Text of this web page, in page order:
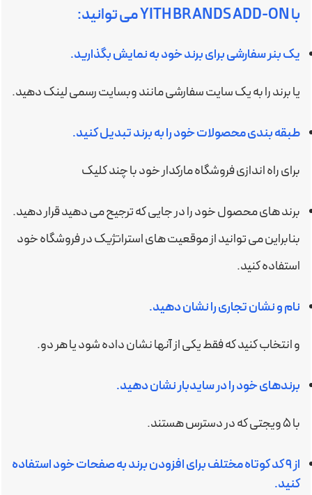
با YITH BRANDS ADD-ON می توانید:
یک بنر سفارشی برای برند خود به نمایش بگذارید.
یا برند را به یک سایت سفارشی مانند وبسایت رسمی لینک دهید.
طبقه بندی محصولات خود را به برند تبدیل کنید.
برای راه اندازی فروشگاه مارکدار خود با چند کلیک
برند های محصول خود را در جایی که ترجیح می دهید قرار دهید.
بنابراین می توانید از موقعیت های استراتژیک در فروشگاه خود
استفاده کنید.
نام و نشان تجاری را نشان دهید.
و انتخاب کنید که فقط یکی از آنها نشان داده شود یا هر دو.
برندهای خود را در سایدبار نشان دهید.
با ۵ ویجتی که در دسترس هستند.
از ۹ کد کوتاه مختلف برای افزودن برند به صفحات خود استفاده
کنید.